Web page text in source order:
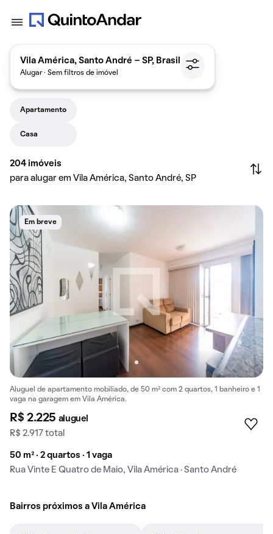
Vila América, Santo André - SP, Brasil
Alugar · Sem filtros de imóvel
Apartamento
Casa
204 imóveis
para alugar em Vila América, Santo André, SP
Em breve
Aluguel de apartamento mobiliado, de 50 m² com 2 quartos, 1 banheiro e 1
vaga na garagem em Vila América.
R$ 2.225 aluguel
R$ 2.917 total
50 m² · 2 quartos · 1 vaga
Rua Vinte E Quatro de Maio, Vila América · Santo André
Bairros próximos a Vila América